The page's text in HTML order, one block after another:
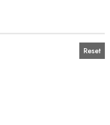
Reset